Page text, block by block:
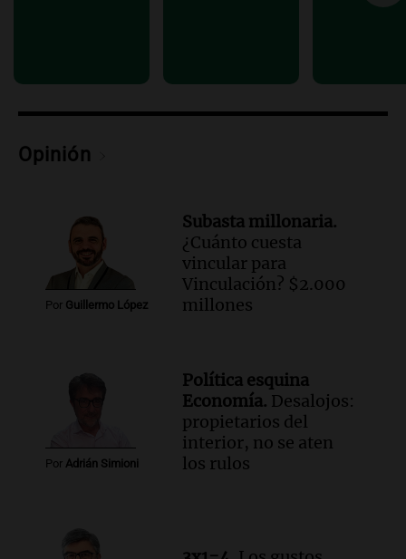
Una mañana para todos
Audio.
Panorama Federal
Episodios
Opinión
Por Guillermo López
Subasta millonaria.
¿Cuánto cuesta
vincular para
Vinculación? $2.000
millones
Por Adrián Simioni
Política esquina
Economía. Desalojos:
propietarios del
interior, no se aten
los rulos